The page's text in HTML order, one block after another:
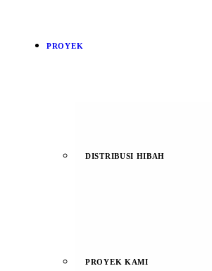
PROYEK
DISTRIBUSI HIBAH
PROYEK KAMI